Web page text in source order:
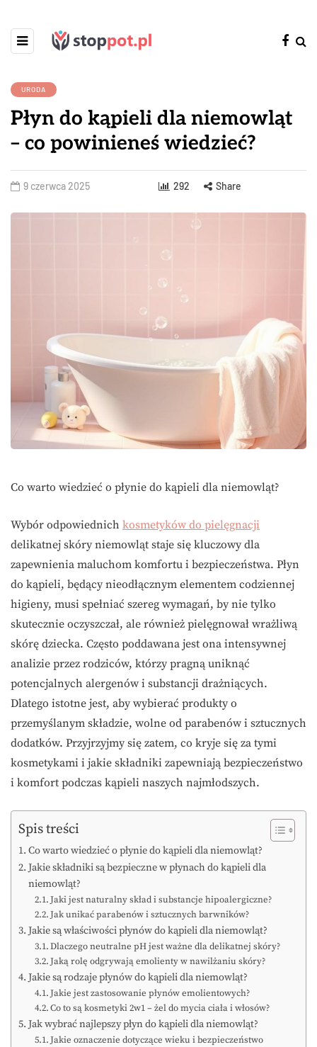
URODA
Płyn do kąpieli dla niemowląt
– co powinieneś wiedzieć?
9 czerwca 2025 292 Share
Co warto wiedzieć o płynie do kąpieli dla niemowląt?
Wybór odpowiednich kosmetyków do pielęgnacji
delikatnej skóry niemowląt staje się kluczowy dla
zapewnienia maluchom komfortu i bezpieczeństwa. Płyn
do kąpieli, będący nieodłącznym elementem codziennej
higieny, musi spełniać szereg wymagań, by nie tylko
skutecznie oczyszczał, ale również pielęgnował wrażliwą
skórę dziecka. Często poddawana jest ona intensywnej
analizie przez rodziców, którzy pragną uniknąć
potencjalnych alergenów i substancji drażniących.
Dlatego istotne jest, aby wybierać produkty o
przemyślanym składzie, wolne od parabenów i sztucznych
dodatków. Przyjrzyjmy się zatem, co kryje się za tymi
kosmetykami i jakie składniki zapewniają bezpieczeństwo
i komfort podczas kąpieli naszych najmłodszych.
Spis treści
Co warto wiedzieć o płynie do kąpieli dla niemowląt?
Jakie składniki są bezpieczne w płynach do kąpieli dla
niemowląt?
Jaki jest naturalny skład i substancje hipoalergiczne?
Jak unikać parabenów i sztucznych barwników?
Jakie są właściwości płynów do kąpieli dla niemowląt?
Dlaczego neutralne pH jest ważne dla delikatnej skóry?
Jaką rolę odgrywają emolienty w nawilżaniu skóry?
Jakie są rodzaje płynów do kąpieli dla niemowląt?
Jakie jest zastosowanie płynów emolientowych?
Co to są kosmetyki 2w1 – żel do mycia ciała i włosów?
Jak wybrać najlepszy płyn do kąpieli dla niemowląt?
Jakie oznaczenie dotyczące wieku i bezpieczeństwo